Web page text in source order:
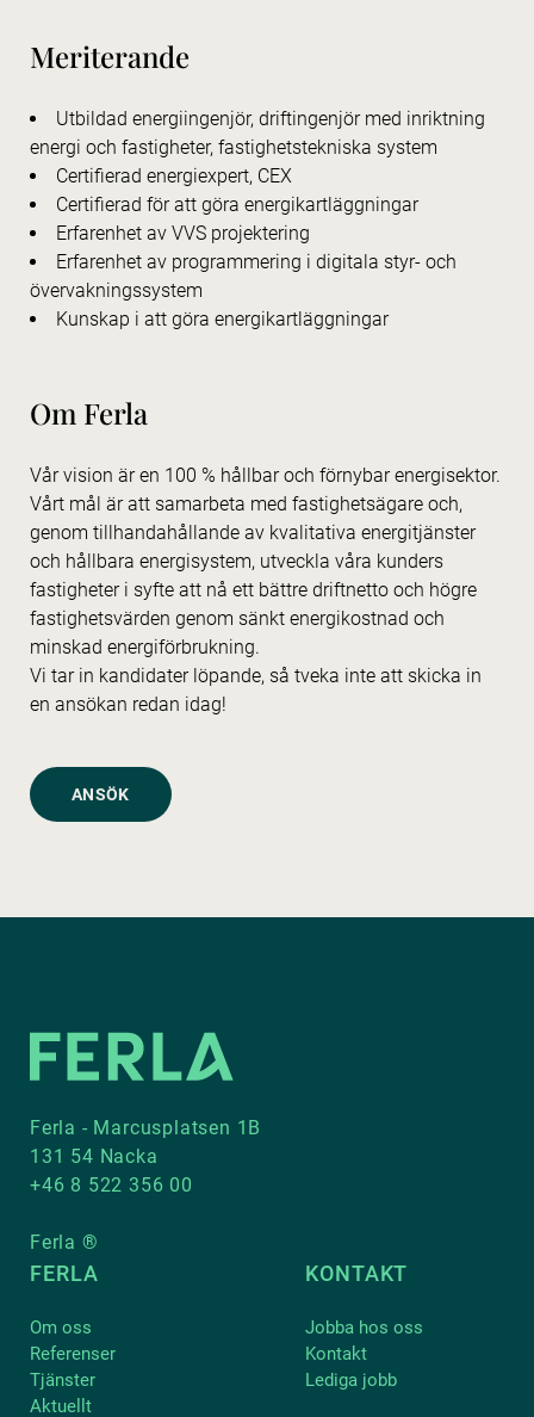
Meriterande
Utbildad energiingenjör, driftingenjör med inriktning
energi och fastigheter, fastighetstekniska system
Certifierad energiexpert, CEX
Certifierad för att göra energikartläggningar
Erfarenhet av VVS projektering
Erfarenhet av programmering i digitala styr- och
övervakningssystem
Kunskap i att göra energikartläggningar
Om Ferla
Vår vision är en 100 % hållbar och förnybar energisektor.
Vårt mål är att samarbeta med fastighetsägare och,
genom tillhandahållande av kvalitativa energitjänster
och hållbara energisystem, utveckla våra kunders
fastigheter i syfte att nå ett bättre driftnetto och högre
fastighetsvärden genom sänkt energikostnad och
minskad energiförbrukning.
Vi tar in kandidater löpande, så tveka inte att skicka in
en ansökan redan idag!
ANSÖK
Ferla - Marcusplatsen 1B
131 54 Nacka
+46 8 522 356 00
Ferla ®
FERLA
Om oss
Referenser
Tjänster
Aktuellt
KONTAKT
Jobba hos oss
Kontakt
Lediga jobb